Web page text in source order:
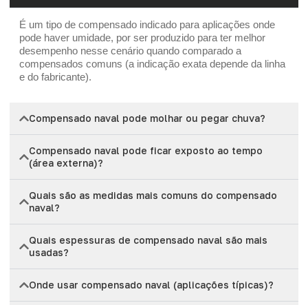
É um tipo de compensado indicado para aplicações onde
pode haver umidade, por ser produzido para ter melhor
desempenho nesse cenário quando comparado a
compensados comuns (a indicação exata depende da linha
e do fabricante).
Compensado naval pode molhar ou pegar chuva?
Compensado naval pode ficar exposto ao tempo
(área externa)?
Quais são as medidas mais comuns do compensado
naval?
Quais espessuras de compensado naval são mais
usadas?
Onde usar compensado naval (aplicações típicas)?